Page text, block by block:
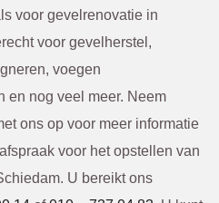
voor gevelrenovatie in
voor gevelherstel,
voegen
en nog veel meer. Neem
ons op voor meer informatie
voor het opstellen van
U bereikt ons